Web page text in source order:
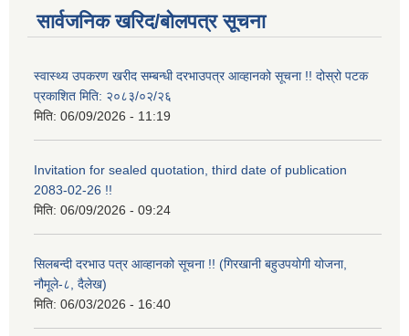
सार्वजनिक खरिद/बोलपत्र सूचना
स्वास्थ्य उपकरण खरीद सम्बन्धी दरभाउपत्र आव्हानको सूचना !! दोस्रो पटक
प्रकाशित मिति: २०८३/०२/२६
मिति: 06/09/2026 - 11:19
Invitation for sealed quotation, third date of publication
2083-02-26 !!
मिति: 06/09/2026 - 09:24
सिलबन्दी दरभाउ पत्र आव्हानको सूचना !! (गिरखानी बहुउपयोगी योजना,
नौमूले-८, दैलेख)
मिति: 06/03/2026 - 16:40